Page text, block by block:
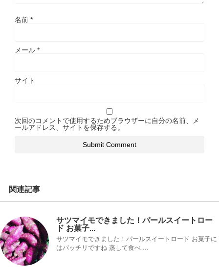
名前 *
メール *
サイト
次回のコメントで使用するためブラウザーに自分の名前、メ
ールアドレス、サイトを保存する。
関連記事
サツマイモできました！パールスイートロー
ド お菓子...
サツマイモできました！パールスイートロード お菓子に
はバッチリですね 蒸して食べ ...